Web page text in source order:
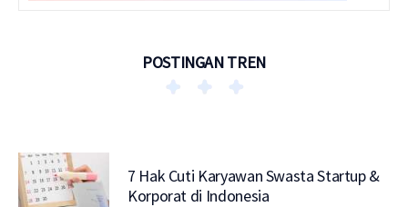
POSTINGAN TREN
7 Hak Cuti Karyawan Swasta Startup &
Korporat di Indonesia